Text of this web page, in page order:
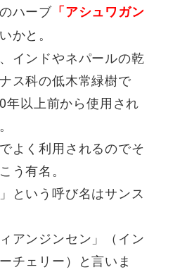
ハーブ 「アシュワガン
かと。
インドやネパールの乾
ス科の低木常緑樹で
年以上前から使用され
よく利用されるのでそ
う有名。
という呼び名はサンス
アンジンセン」（イン
チェリー）と言いま